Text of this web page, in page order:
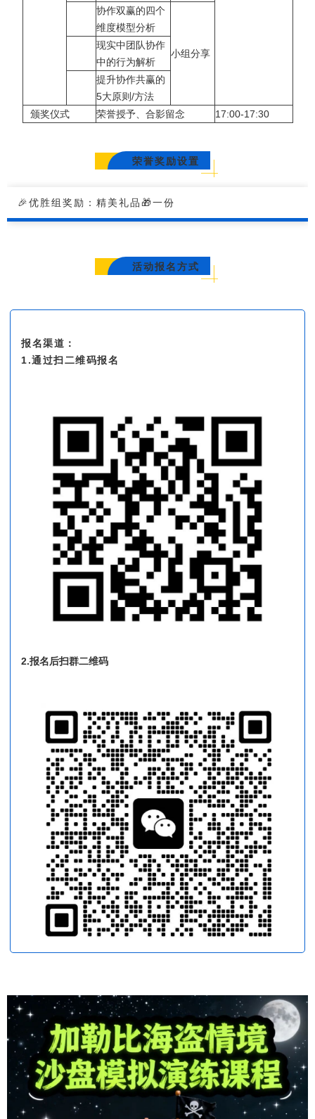
协作双赢的四个
维度模型分析
小组分享
现实中团队协作
中的行为解析
提升协作共赢的
5大原则/方法
颁奖仪式
荣誉授予、合影留念 17:00-17:30
荣誉奖励设置
🎉优胜组奖励：精美礼品🎁一份
活动报名方式
报名渠道：
1.通过扫二维码报名
2.报名后扫群二维码